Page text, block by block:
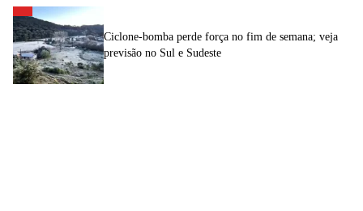
Ciclone-bomba perde força no fim de semana; veja
previsão no Sul e Sudeste